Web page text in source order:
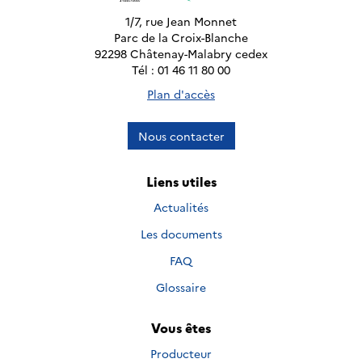
1/7, rue Jean Monnet
Parc de la Croix-Blanche
92298 Châtenay-Malabry cedex
Tél : 01 46 11 80 00
Plan d'accès
Nous contacter
Liens utiles
Actualités
Les documents
FAQ
Glossaire
Vous êtes
Producteur